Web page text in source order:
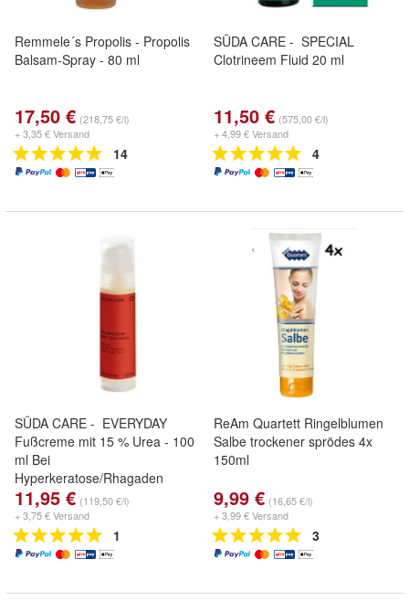
Remmele´s Propolis - Propolis
Balsam-Spray - 80 ml
17,50 € (218,75 €/l)
+ 3,35 € Versand
14
SÜDA CARE - SPECIAL
Clotrineem Fluid 20 ml
11,50 € (575,00 €/l)
+ 4,99 € Versand
4
SÜDA CARE - EVERYDAY
Fußcreme mit 15 % Urea - 100
ml Bei
Hyperkeratose/Rhagaden
11,95 € (119,50 €/l)
+ 3,75 € Versand
1
ReAm Quartett Ringelblumen
Salbe trockener sprödes 4x
150ml
9,99 € (16,65 €/l)
+ 3,99 € Versand
3